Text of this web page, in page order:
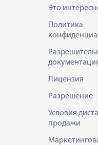
Это
Политика
Лицензия
Разрешение
Условия
продажи